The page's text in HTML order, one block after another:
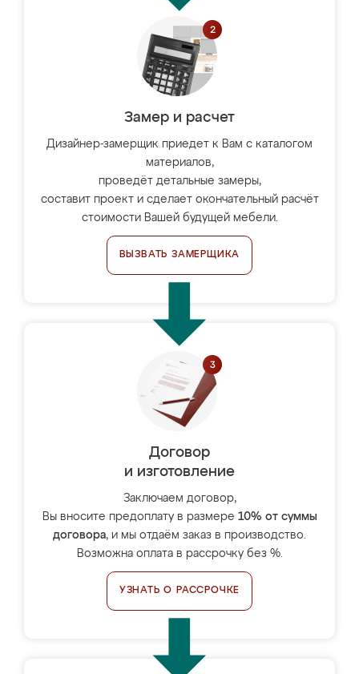
Замер и расчет
Дизайнер-замерщик приедет к Вам с каталогом
материалов,
проведёт детальные замеры,
составит проект и сделает окончательный расчёт
стоимости Вашей будущей мебели.
ВЫЗВАТЬ ЗАМЕРЩИКА
Договор
и изготовление
Заключаем договор,
Вы вносите предоплату в размере 10% от суммы
договора, и мы отдаём заказ в производство.
Возможна оплата в рассрочку без %.
УЗНАТЬ О РАССРОЧКЕ